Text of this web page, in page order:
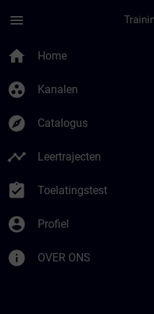
menu
home Home
group_work Kanalen
explore Catalogus
timeline Leertrajecten
assignment_turned_in Toelatingstest
account_circle Profiel
info OVER ONS